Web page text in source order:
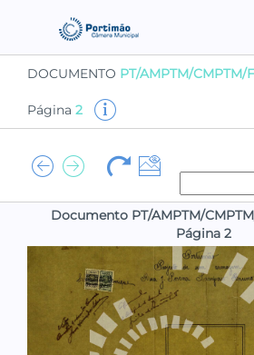
DOCUMENTO PT/AMPTM/CMPTM/
Página 2
Documento PT/AMPTM/
Página 2